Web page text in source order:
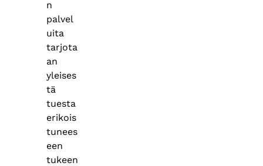
n
palvel
uita
tarjota
an
yleises
tä
tuesta
erikois
tunees
een
tukeen